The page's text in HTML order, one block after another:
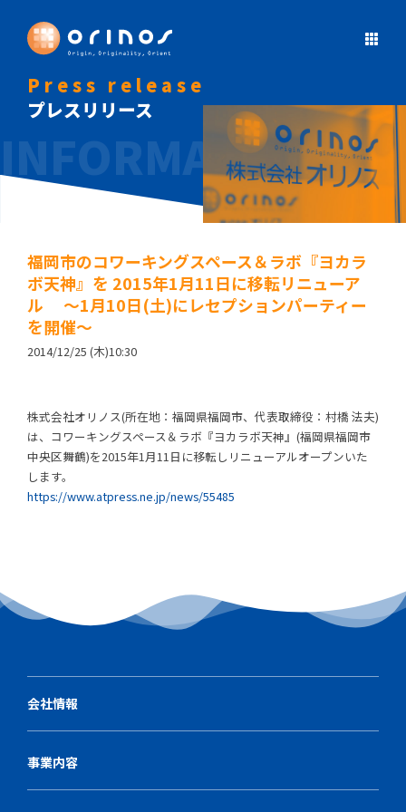
Press release
プレスリリース
福岡市のコワーキングスペース＆ラボ『ヨカラ
ボ天神』を 2015年1月11日に移転リニューア
ル ～1月10日(土)にレセプションパーティー
を開催～
2014/12/25 (木)10:30
株式会社オリノス(所在地：福岡県福岡市、代表取締役：村橋 法夫)
は、コワーキングスペース＆ラボ『ヨカラボ天神』(福岡県福岡市
中央区舞鶴)を2015年1月11日に移転しリニューアルオープンいた
します。
https://www.atpress.ne.jp/news/55485
会社情報
事業内容